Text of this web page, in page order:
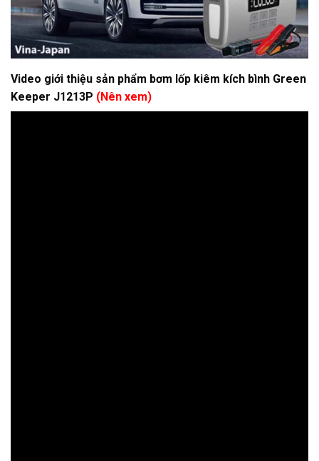
Video giới thiệu sản phẩm bơm lốp kiêm kích bình Green
Keeper J1213P (Nên xem)